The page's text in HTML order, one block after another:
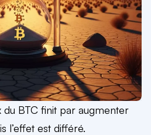
BTC finit par augmenter
l’effet est différé.